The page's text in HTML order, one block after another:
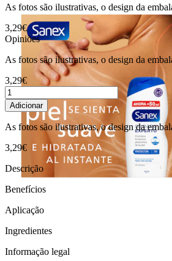
As fotos são ilustrativas, o design da
3,29€
Opiniões
As fotos são ilustrativas, o design da
3,29€
Adicionar
As fotos são ilustrativas, o design da
3,29€
Descrição
Benefícios
Aplicação
Ingredientes
Informação legal